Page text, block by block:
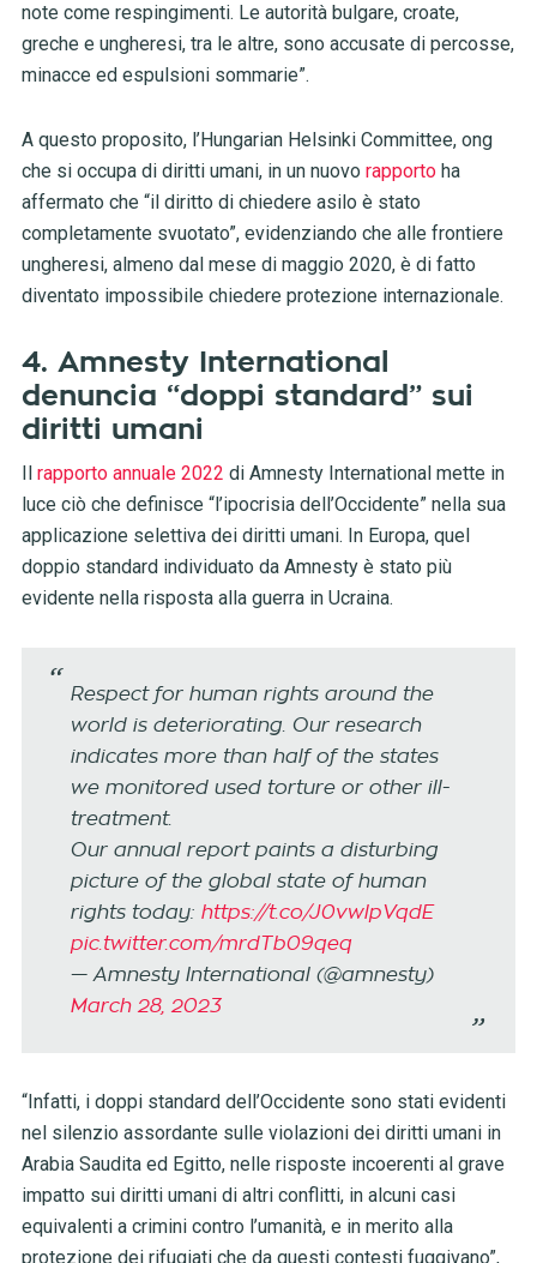
note come respingimenti. Le autorità bulgare, croate,
greche e ungheresi, tra le altre, sono accusate di percosse,
minacce ed espulsioni sommarie”.
A questo proposito, l’Hungarian Helsinki Committee, ong
che si occupa di diritti umani, in un nuovo rapportoha
affermato che “il diritto di chiedere asilo è stato
completamente svuotato”, evidenziando che alle frontiere
ungheresi, almeno dal mese di maggio 2020, è di fatto
diventato impossibile chiedere protezione internazionale.
4. Amnesty International
denuncia “doppi standard” sui
diritti umani
Il rapporto annuale 2022 di Amnesty International mette in
luce ciò che definisce “l’ipocrisia dell’Occidente” nella sua
applicazione selettiva dei diritti umani. In Europa, quel
doppio standard individuato da Amnesty è stato più
evidente nella risposta alla guerra in Ucraina.
Respect for human rights around the
world is deteriorating. Our research
indicates more than half of the states
we monitored used torture or other ill-
treatment.
Our annual report paints a disturbing
picture of the global state of human
rights today: https://t.co/J0vwlpVqdE
pic.twitter.com/mrdTb09qeq
— Amnesty International (@amnesty)
March 28, 2023
“Infatti, i doppi standard dell’Occidente sono stati evidenti
nel silenzio assordante sulle violazioni dei diritti umani in
Arabia Saudita ed Egitto, nelle risposte incoerenti al grave
impatto sui diritti umani di altri conflitti, in alcuni casi
equivalenti a crimini contro l’umanità, e in merito alla
protezione dei rifugiati che da questi contesti fuggivano”,